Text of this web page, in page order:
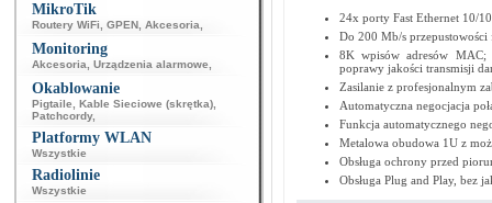
MikroTik
Routery WiFi GPEN Akcesoria
Monitoring
Akcesoria Urządzenia alarmowe
Okablowanie
Pigtaile Kable Sieciowe (skrętka)
Patchcordy,
Platformy WLAN
Wszystkie
Radiolinie
Wszystkie
24x porty Fast Ethernet 10/
Do 200 Mb/s
8K wpisów adresów MAC;
poprawy jakości transmisji
Zasilanie z profesjonalnym
Automatyczna negocjacja
Funkcja automatycznego
Metalowa obudowa 1U z
Obsługa ochrony przed
Obsługa Plug and Play, bez